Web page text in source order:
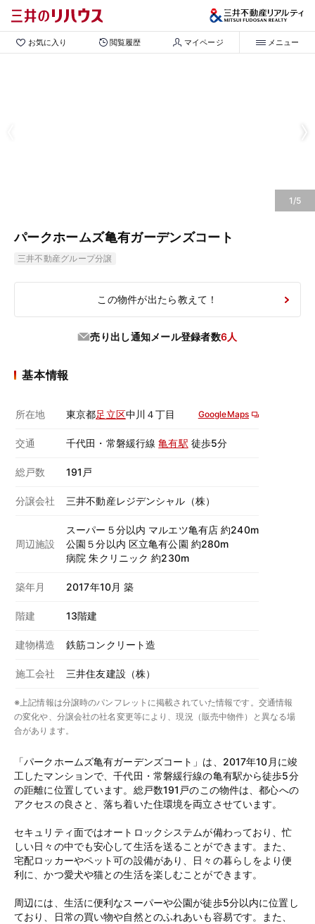
お気に入り 閲覧履歴 マイページ メニュー
1/5
パークホームズ亀有ガーデンズコート
三井不動産グループ分譲
この物件が出たら教えて！
売り出し通知メール登録者数6人
基本情報
所在地 東京都足立区中川４丁目 GoogleMaps
交通 千代田・常磐緩行線亀有駅 徒歩5分
総戸数 191戸
分譲会社 三井不動産レジデンシャル（株）
周辺施設
スーパー５分以内 マルエツ亀有店 約240m
公園５分以内 区立亀有公園 約280m
病院 朱クリニック 約230m
築年月 2017年10月 築
階建 13階建
建物構造 鉄筋コンクリート造
施工会社 三井住友建設（株）
※上記情報は分譲時のパンフレットに掲載されていた情報です。交通情報
の変化や、分譲会社の社名変更等により、現況（販売中物件）と異なる場
合があります。
「パークホームズ亀有ガーデンズコート」は、2017年10月に竣
工したマンションで、千代田・常磐緩行線の亀有駅から徒歩5分
の距離に位置しています。総戸数191戸のこの物件は、都心への
アクセスの良さと、落ち着いた住環境を両立させています。
セキュリティ面ではオートロックシステムが備わっており、忙
しい日々の中でも安心して生活を送ることができます。また、
宅配ロッカーやペット可の設備があり、日々の暮らしをより便
利に、かつ愛犬や猫との生活を楽しむことができます。
周辺には、生活に便利なスーパーや公園が徒歩5分以内に位置し
ており、日常の買い物や自然とのふれあいも容易です。また、